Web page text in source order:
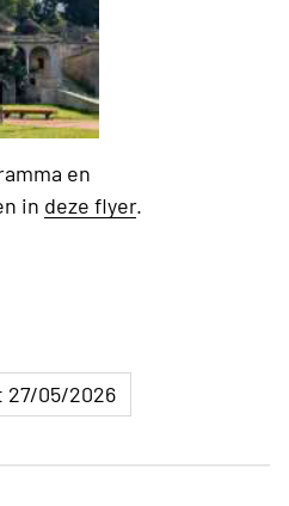
en
in deze flyer.
27/05/2026